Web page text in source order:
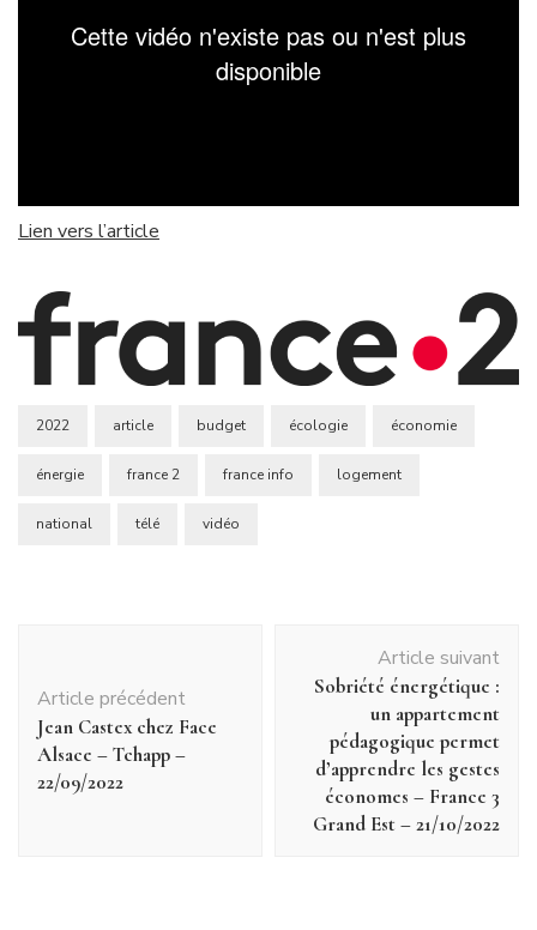
Lien vers l’article
2022 article budget écologie économie
énergie france 2 france info logement
national télé vidéo
Article précédent
Jean Castex chez Face
Alsace – Tchapp –
22/09/2022
Article suivant
Sobriété énergétique :
un appartement
pédagogique permet
d’apprendre les gestes
économes – France 3
Grand Est – 21/10/2022